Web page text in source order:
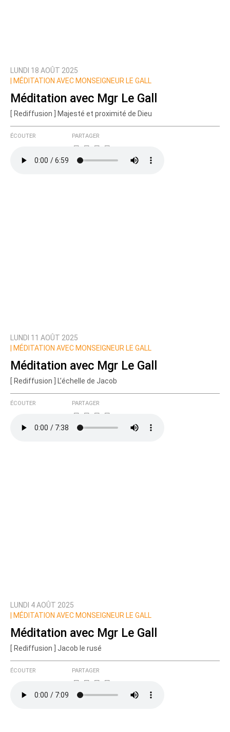
LUNDI 18 AOÛT 2025
MÉDITATION AVEC MONSEIGNEUR LE GALL
Méditation avec Mgr Le Gall
[ Rediffusion ] Majesté et proximité de Dieu
ÉCOUTER PARTAGER
LUNDI 11 AOÛT 2025
MÉDITATION AVEC MONSEIGNEUR LE GALL
Méditation avec Mgr Le Gall
[ Rediffusion ] L’échelle de Jacob
ÉCOUTER PARTAGER
LUNDI 4 AOÛT 2025
MÉDITATION AVEC MONSEIGNEUR LE GALL
Méditation avec Mgr Le Gall
[ Rediffusion ] Jacob le rusé
ÉCOUTER PARTAGER